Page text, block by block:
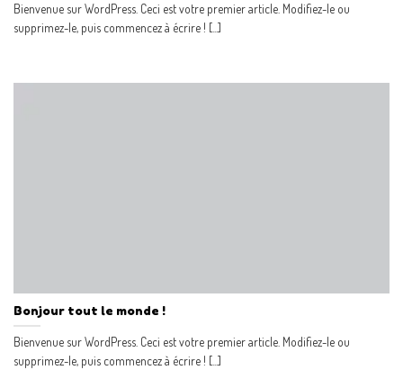
Bienvenue sur WordPress. Ceci est votre premier article. Modifiez-le ou
supprimez-le, puis commencez à écrire ! [...]
Bonjour tout le monde !
Bienvenue sur WordPress. Ceci est votre premier article. Modifiez-le ou
supprimez-le, puis commencez à écrire ! [...]